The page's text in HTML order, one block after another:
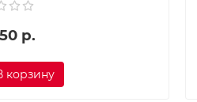
р.
корзину